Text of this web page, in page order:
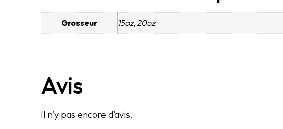
Grosseur 15oz, 20oz
Avis
Il n’y pas encore d’avis.